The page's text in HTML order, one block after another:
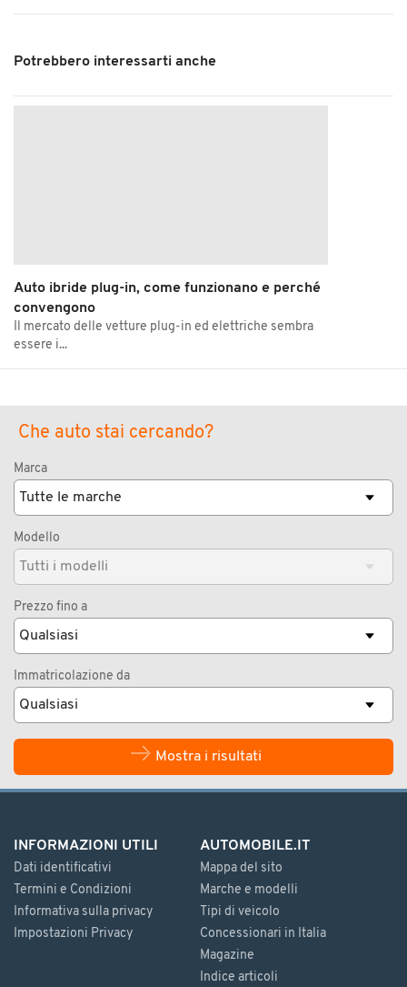
Potrebbero interessarti anche
Auto ibride plug-in, come funzionano e perché
convengono
Il mercato delle vetture plug-in ed elettriche sembra
essere i...
Che auto stai cercando?
Marca
Modello
Prezzo fino a
Immatricolazione da
Mostra i risultati
INFORMAZIONI UTILI
Dati identificativi
Termini e Condizioni
Informativa sulla privacy
Impostazioni Privacy
AUTOMOBILE.IT
Mappa del sito
Marche e modelli
Tipi di veicolo
Concessionari in Italia
Magazine
Indice articoli